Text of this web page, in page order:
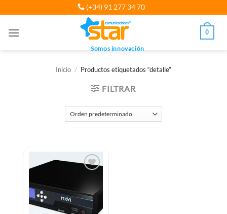
al
(+34) 91 277 34 70
Somos innovación
0
Inicio / Productos etiquetados “detalle”
FILTRAR